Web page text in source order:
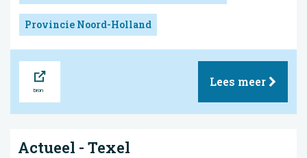
Provincie Noord-Holland
Lees meer
Actueel - Texel